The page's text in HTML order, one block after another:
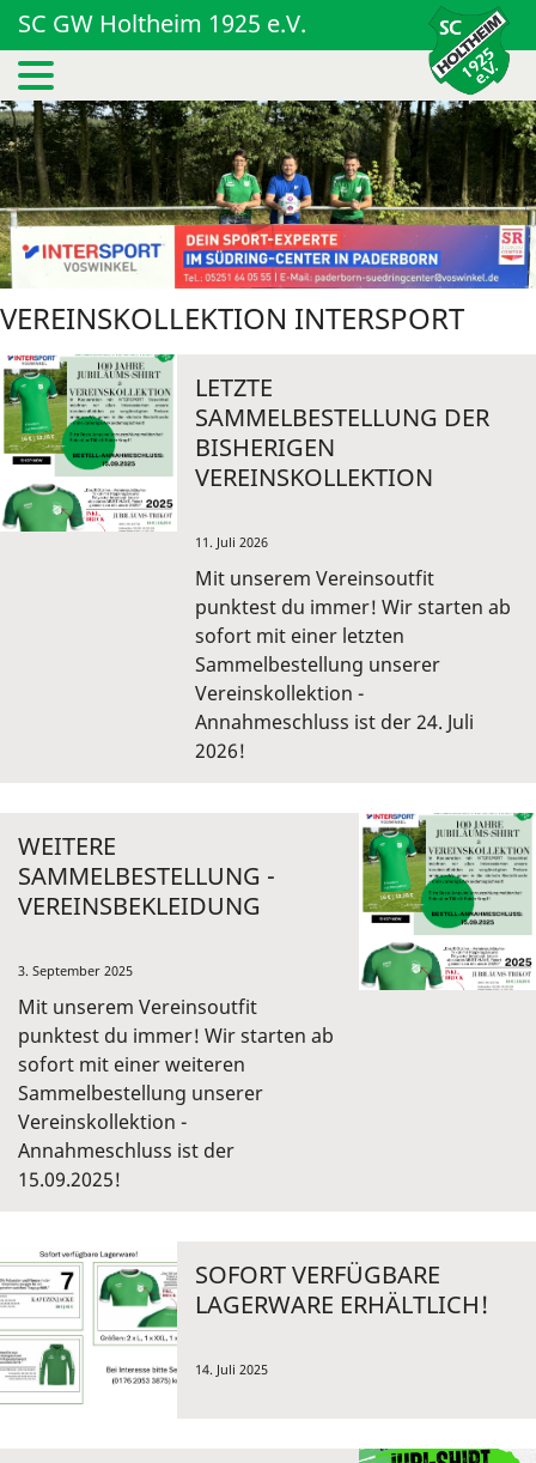
SC GW Holtheim 1925 e.V.
VEREINSKOLLEKTION INTERSPORT
LETZTE
SAMMELBESTELLUNG DER
BISHERIGEN
VEREINSKOLLEKTION
11. Juli 2026
Mit unserem Vereinsoutfit
punktest du immer! Wir starten ab
sofort mit einer letzten
Sammelbestellung unserer
Vereinskollektion -
Annahmeschluss ist der 24. Juli
2026!
WEITERE
SAMMELBESTELLUNG -
VEREINSBEKLEIDUNG
3. September 2025
Mit unserem Vereinsoutfit
punktest du immer! Wir starten ab
sofort mit einer weiteren
Sammelbestellung unserer
Vereinskollektion -
Annahmeschluss ist der
15.09.2025!
SOFORT VERFÜGBARE
LAGERWARE ERHÄLTLICH!
14. Juli 2025